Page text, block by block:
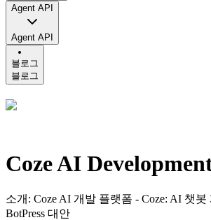
Agent API
Agent API
블로그
블로그
Coze AI
소개 : Coze AI 개발 플랫폼 - Coze: AI 챗
BotPress 대안